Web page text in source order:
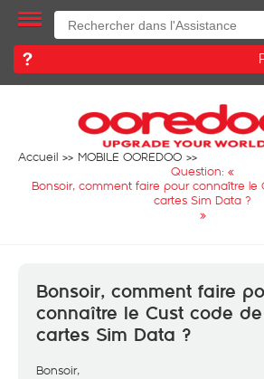
Accueil
MOBILE OOREDOO
Question: «
Bonsoir, comment faire pour connaître le
cartes Sim Data ?
»
Bonsoir, comment faire
connaître le Cust code
cartes Sim Data ?
Bonsoir,